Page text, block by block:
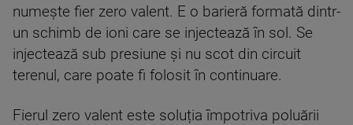
numește fier zero valent. E o barieră formată dintr-
un schimb de ioni care se injectează în sol. Se
injectează sub presiune și nu scot din circuit
terenul, care poate fi folosit în continuare.
Fierul zero valent este soluția împotriva poluării